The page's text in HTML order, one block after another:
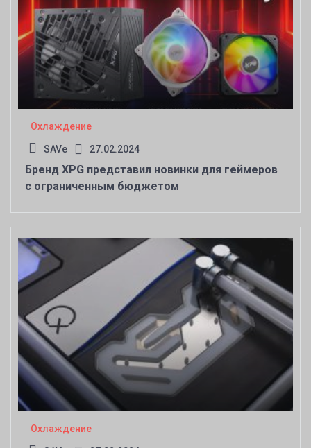
Охлаждение
SAVe 27.02.2024
Бренд XPG представил новинки для геймеров
с ограниченным бюджетом
Охлаждение